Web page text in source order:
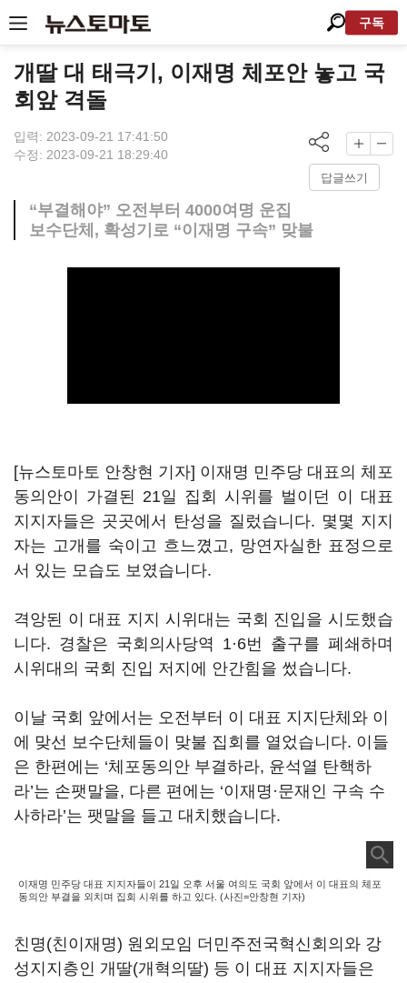
구독
개딸 대 태극기, 이재명 체포안 놓고 국
회앞 격돌
입력: 2023-09-21 17:41:50
수정: 2023-09-21 18:29:40
답글쓰기
“부결해야” 오전부터 4000여명 운집
보수단체, 확성기로 “이재명 구속” 맞불
[뉴스토마토 안창현 기자] 이재명 민주당 대표의 체포
동의안이 가결된 21일 집회 시위를 벌이던 이 대표
지지자들은 곳곳에서 탄성을 질렀습니다. 몇몇 지지
자는 고개를 숙이고 흐느꼈고, 망연자실한 표정으로
서 있는 모습도 보였습니다.
격앙된 이 대표 지지 시위대는 국회 진입을 시도했습
니다. 경찰은 국회의사당역 1·6번 출구를 폐쇄하며
시위대의 국회 진입 저지에 안간힘을 썼습니다.
이날 국회 앞에서는 오전부터 이 대표 지지단체와 이
에 맞선 보수단체들이 맞불 집회를 열었습니다. 이들
은 한편에는 ‘체포동의안 부결하라, 윤석열 탄핵하
라’는 손팻말을, 다른 편에는 ‘이재명·문재인 구속 수
사하라’는 팻말을 들고 대치했습니다.
이재명 민주당 대표 지지자들이 21일 오후 서울 여의도 국회 앞에서 이 대표의 체포
동의안 부결을 외치며 집회 시위를 하고 있다. (사진=안창현 기자)
친명(친이재명) 원외모임 더민주전국혁신회의와 강
성지지층인 개딸(개혁의딸) 등 이 대표 지지자들은